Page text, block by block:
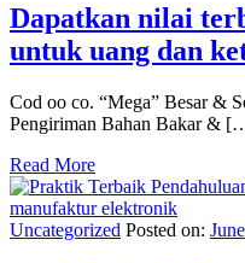
Dapatkan nilai
untuk uang dan
Cod oo co. “Mega” Besar &
Pengiriman Bahan Bakar &
Read More
Uncategorized Posted on: